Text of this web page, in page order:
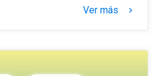
Ver más keyboard_arrow_right